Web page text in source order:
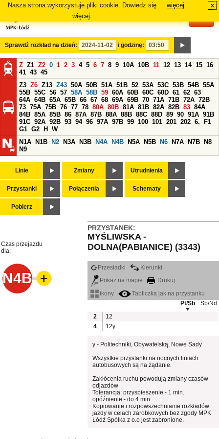
Nasza strona wykorzystuje pliki cookie. Dowiedz się
więcej.
więcej x
Sprawdź rozkład na dzień: i godzinę:
Z Z1 Z2 0 1 2 3 4 5 6 7 8 9 10A 10B 11 12 13 14 15 16
41 43 45
Z3 Z6 Z13 Z43 50A 50B 51A 51B 52 53A 53C 53B 54B 55A
55B 55C 56 57 58A 58B 59 60A 60B 60C 60D 61 62 63
64A 64B 65A 65B 66 67 68 69A 69B 70 71A 71B 72A 72B
73 75A 75B 76 77 78 80A 80B 81A 81B 82A 82B 83 84A
84B 85A 85B 86 87A 87B 88A 88B 88C 88D 89 90 91A 91B
91C 92A 92B 93 94 96 97A 97B 99 100 101 201 202 6.
F1
G1 G2 H
W
N1A
N1B N2 N3A N3B N4A N4B N5A N5B N6 N7A N7B
N8
N9
Linie Zmiany Utrudnienia
Przystanki Połączenia Schematy
Pobierz
PRZYSTANEK:
MYŚLIWSKA -
DOLNA(PABIANICE) (3343)
Czas przejazdu
dla:
N4B
Przesiadki
Kierunki
Pokaż na mapie
Drukuj
ikony
Tabliczka jak na przystanku
Pt/Sb
Sb/Nd
2
12
4
12y
y - Politechniki, Obywatelską, Nowe Sady
Wszystkie przystanki na nocnych liniach
autobusowych są na żądanie.
Zakłócenia ruchu powodują zmiany czasów
odjazdów
Tolerancja: przyspieszenie - 1 min.
opóźnienie - do 4 min.
Kopiowanie i rozpowszechnianie rozkładów
jazdy w celach zarobkowych bez zgody MPK
Łódź Spółka z o.o jest zabronione.